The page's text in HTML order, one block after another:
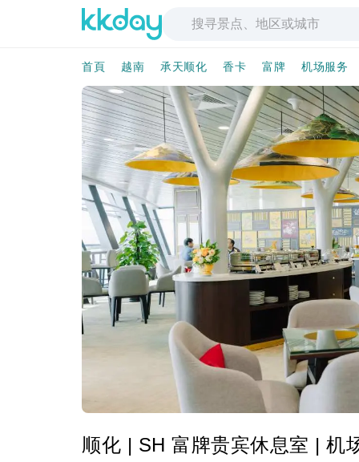
首頁 越南 承天顺化 香卡 富牌 机场服务
顺化 | SH 富牌贵宾休息室 | 机